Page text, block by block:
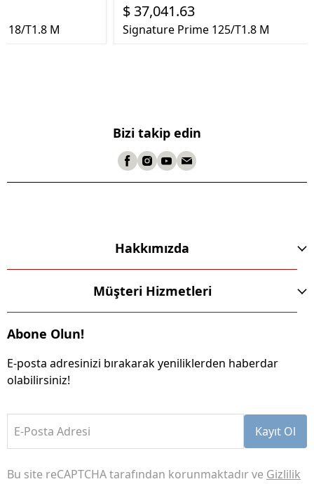
18/T1.8 M
$ 37,041.63
Signature Prime 125/T1.8 M
Bizi takip edin
Hakkımızda
Müşteri Hizmetleri
Abone Olun!
E-posta adresinizi bırakarak yeniliklerden haberdar
olabilirsiniz!
E-Posta Adresi Kayıt Ol
Bu site reCAPTCHA tarafından korunmaktadır ve Gizlilik